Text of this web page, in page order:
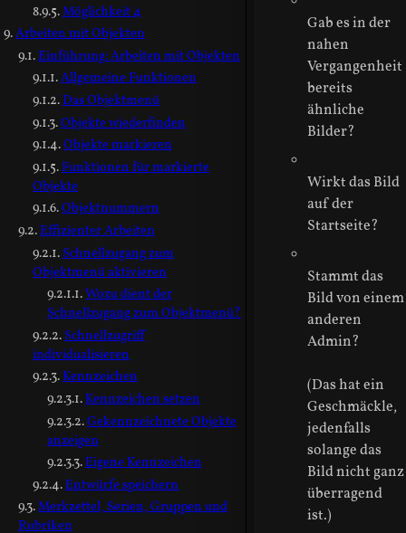
Möglichkeit 4
Arbeiten mit Objekten
Einführung: Arbeiten mit Objekten
Allgemeine Funktionen
Das Objektmenü
Objekte wiederfinden
Objekte markieren
Funktionen für markierte
Objekte
Objektnummern
Effizienter Arbeiten
Schnellzugang zum
Objektmenü aktivieren
Wozu dient der
Schnellzugang zum Objektmenü?
Schnellzugriff
individualisieren
Kennzeichen
Kennzeichen setzen
Gekennzeichnete Objekte
anzeigen
Eigene Kennzeichen
Entwürfe speichern
Merkzettel, Serien, Gruppen und
Rubriken
Gab es in der
nahen
Vergangenheit
bereits
ähnliche
Bilder?
Wirkt das Bild
auf der
Startseite?
Stammt das
Bild von einem
anderen
Admin?
(Das hat ein
Geschmäckle,
jedenfalls
solange das
Bild nicht ganz
überragend
ist.)